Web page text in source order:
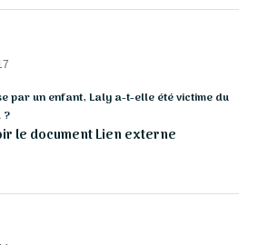
par un enfant, Laly a-t-elle été victime du
?
Lien externe